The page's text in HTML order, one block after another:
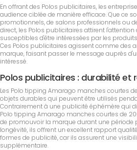
En offrant des Polos publicitaires, les
audience ciblée de manière efficace. Que ce
promotionnels, de salons professionnels ou
direct, les Polos publicitaires attirent
susceptibles d'être intéressées par les
Ces Polos publicitaires agissent comme des
marque, faisant passer le message auprès
intéressé.
Polos publicitaires : durabilité et
Les Polo tipping Amarago manches courtes
objets durables qui peuvent être utilisés
Contrairement à une publicité éphémère qui
Polo tipping Amarago manches courtes de
de promouvoir la marque durant une période
longévité, ils offrent un excellent rapport
formes de publicité, car ils assurent une
supplémentaire.